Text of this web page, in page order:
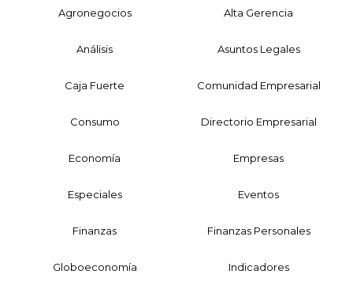
Agronegocios Alta Gerencia
Análisis Asuntos Legales
Caja Fuerte Comunidad Empresarial
Consumo Directorio Empresarial
Economía Empresas
Especiales Eventos
Finanzas Finanzas Personales
Globoeconomía Indicadores